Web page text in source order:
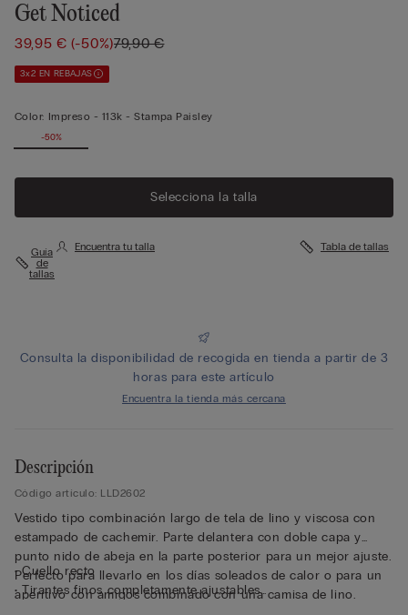
Get Noticed
39,95 €(-50%)79,90 €
3x2 EN REBAJAS
Color: Impreso - 113k - Stampa Paisley
-50%
Selecciona la talla
Guía
de
tallas
Encuentra tu talla Tabla de tallas
Consulta la disponibilidad de recogida en tienda a partir de 3
horas para este artículo
Encuentra la tienda más cercana
Descripción
Código artículo: LLD2602
Vestido tipo combinación largo de tela de lino y viscosa con
estampado de cachemir. Parte delantera con doble capa y
punto nido de abeja en la parte posterior para un mejor ajuste.
Perfecto para llevarlo en los días soleados de calor o para un
aperitivo con amigos combinado con una camisa de lino.
• Cuello recto
• Tirantes finos completamente ajustables